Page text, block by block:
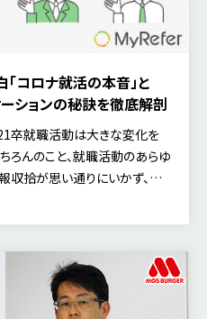
コロナ就活の本音」と
ションの秘訣を徹底解剖
卒就職活動は大きな変化を
ろんのこと、就職活動のあらゆ
収拾が思い通りにいかず、就